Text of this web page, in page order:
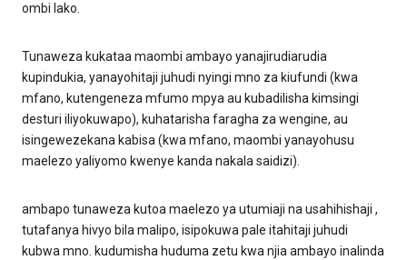
ombi lako.
Tunaweza kukataa maombi ambayo yanajirudiarudia
kupindukia, yanayohitaji juhudi nyingi mno za kiufundi (kwa
mfano, kutengeneza mfumo mpya au kubadilisha kimsingi
desturi iliyokuwapo), kuhatarisha faragha za wengine, au
isingewezekana kabisa (kwa mfano, maombi yanayohusu
maelezo yaliyomo kwenye kanda nakala saidizi).
ambapo tunaweza kutoa maelezo ya utumiaji na usahihishaji ,
tutafanya hivyo bila malipo, isipokuwa pale itahitaji juhudi
kubwa mno. kudumisha huduma zetu kwa njia ambayo inalinda